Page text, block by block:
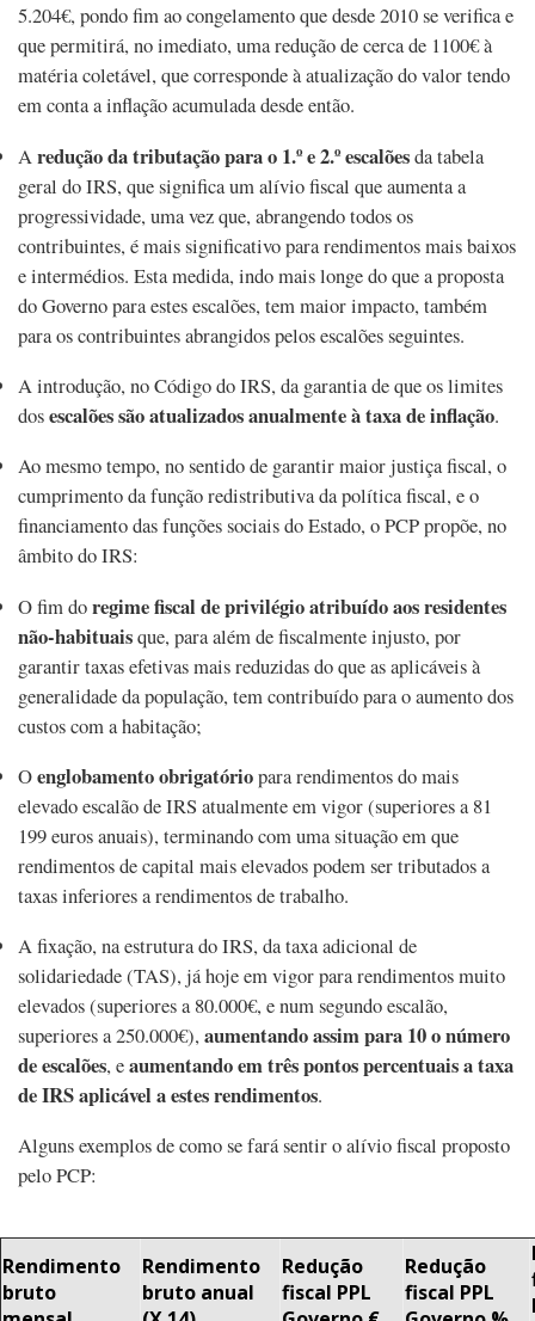
5.204€, pondo fim ao congelamento que desde 2010 se verifica e
que permitirá, no imediato, uma redução de cerca de 1100€ à
matéria coletável, que corresponde à atualização do valor tendo
em conta a inflação acumulada desde então.
Aredução da tributação para o 1.º e 2.º escalõesda tabela
geral do IRS, que significa um alívio fiscal que aumenta a
progressividade, uma vez que, abrangendo todos os
contribuintes, é mais significativo para rendimentos mais baixos
e intermédios. Esta medida, indo mais longe do que a proposta
do Governo para estes escalões, tem maior impacto, também
para os contribuintes abrangidos pelos escalões seguintes.
A introdução, no Código do IRS, da garantia de que os limites
dosescalões são atualizados anualmente à taxa de inflação.
Ao mesmo tempo, no sentido de garantir maior justiça fiscal, o
cumprimento da função redistributiva da política fiscal, e o
financiamento das funções sociais do Estado, o PCP propõe, no
âmbito do IRS:
O fim doregime fiscal de privilégio atribuído aos residentes
não-habituaisque, para além de fiscalmente injusto, por
garantir taxas efetivas mais reduzidas do que as aplicáveis à
generalidade da população, tem contribuído para o aumento dos
custos com a habitação;
Oenglobamento obrigatóriopara rendimentos do mais
elevado escalão de IRS atualmente em vigor (superiores a 81
199 euros anuais), terminando com uma situação em que
rendimentos de capital mais elevados podem ser tributados a
taxas inferiores a rendimentos de trabalho.
A fixação, na estrutura do IRS, da taxa adicional de
solidariedade (TAS), já hoje em vigor para rendimentos muito
elevados (superiores a 80.000€, e num segundo escalão,
superiores a 250.000€),aumentando assim para 10 o número
de escalões, eaumentando em três pontos percentuais a taxa
de IRS aplicável a estes rendimentos.
Alguns exemplos de como se fará sentir o alívio fiscal proposto
pelo PCP:
Rendimento
bruto
Rendimento
bruto anual
Redução
fiscal PPL
Redução
fiscal PPL